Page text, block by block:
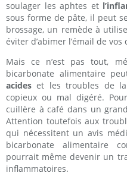
soulager les aphtes et
sous forme de pâte, il peut
brossage, un remède à
éviter d’abimer l’émail de vos
Mais ce n’est pas tout,
bicarbonate alimentaire
acides et les troubles de
copieux ou mal digéré.
cuillère à café dans un
Attention toutefois aux
qui nécessitent un avis
bicarbonate alimentaire
pourrait même devenir un
inflammatoires.